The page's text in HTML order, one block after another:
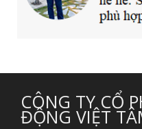
CÔNG TY CỔ
ĐỘNG VIỆT